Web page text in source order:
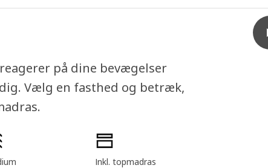
på dine bevægelser
Vælg en fasthed og betræk,
Inkl. topmadras